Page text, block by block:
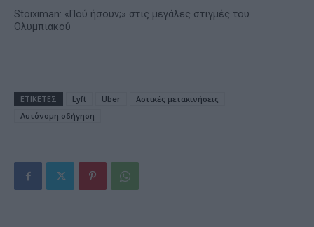
Stoiximan: «Πού ήσουν;» στις μεγάλες στιγμές του
Ολυμπιακού
ΕΤΙΚΕΤΕΣ Lyft Uber
Αστικές μετακινήσεις
Αυτόνομη οδήγηση